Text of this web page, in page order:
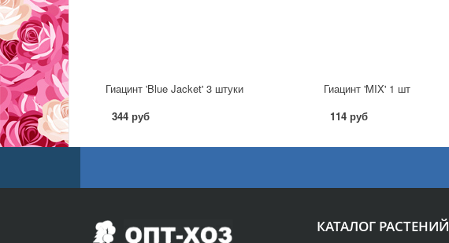
Гиацинт 'Blue Jacket' 3 штуки
344 руб
Гиацинт 'MIX' 1 шт
114 руб
КАТАЛОГ РАСТЕНИЙ